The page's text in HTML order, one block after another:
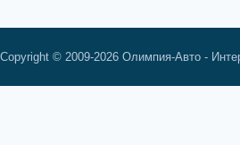
Copyright © 2009-2026 Олимпия-Авто -